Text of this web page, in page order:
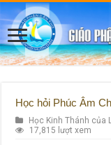
Học hỏi Phúc Âm
Học Kinh Thánh của
17,815 lượt xem